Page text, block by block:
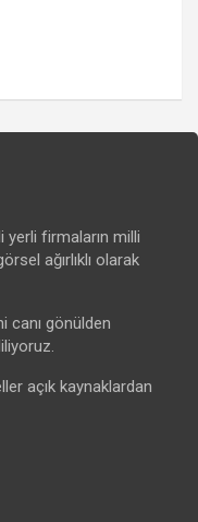
yerli firmaların milli
ağırlıklı olarak
canı gönülden
açık kaynaklardan